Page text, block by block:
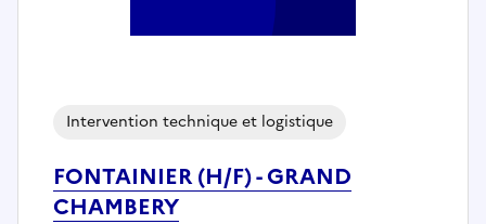
FONTAINIER (H/F) - GRAND
CHAMBERY
Intervention technique et logistique